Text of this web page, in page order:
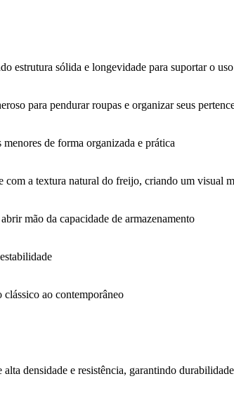
estrutura sólida e longevidade para suportar o
para pendurar roupas e organizar seus
de forma organizada e prática
a textura natural do freijo, criando um visual
mão da capacidade de armazenamento
clássico ao contemporâneo
densidade e resistência, garantindo